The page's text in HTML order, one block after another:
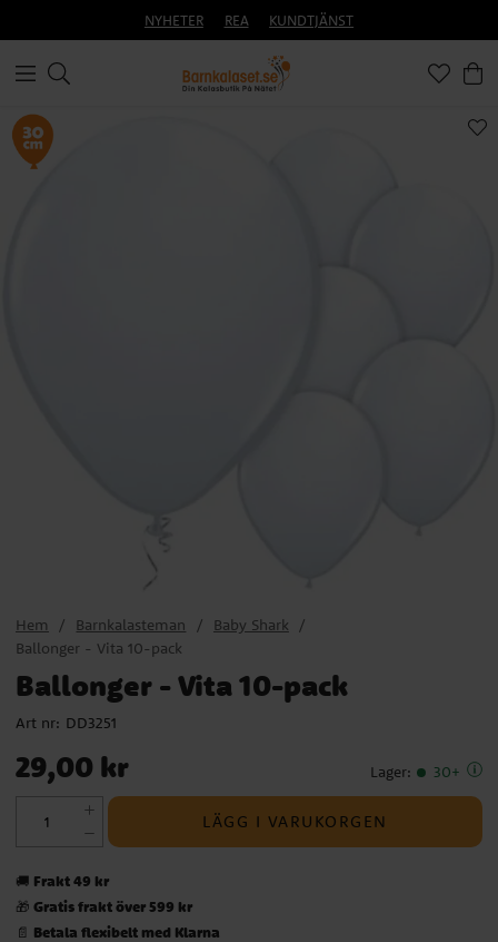
NYHETER REA KUNDTJÄNST
Hem Barnkalasteman
Baby Shark
Ballonger - Vita 10-pack
Ballonger - Vita 10-pack
Art nr: DD3251
Pris: 29,00 kr
29,00 kr Lager: 30+
LÄGG I VARUKORGEN
🚚 Frakt 49 kr
🎁 Gratis frakt över 599 kr
📄 Betala flexibelt med Klarna